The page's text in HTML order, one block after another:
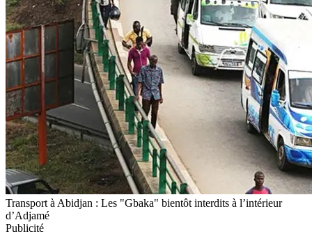
Transport à Abidjan : Les "Gbaka" bientôt interdits à l’intérieur
d’Adjamé
Publicité